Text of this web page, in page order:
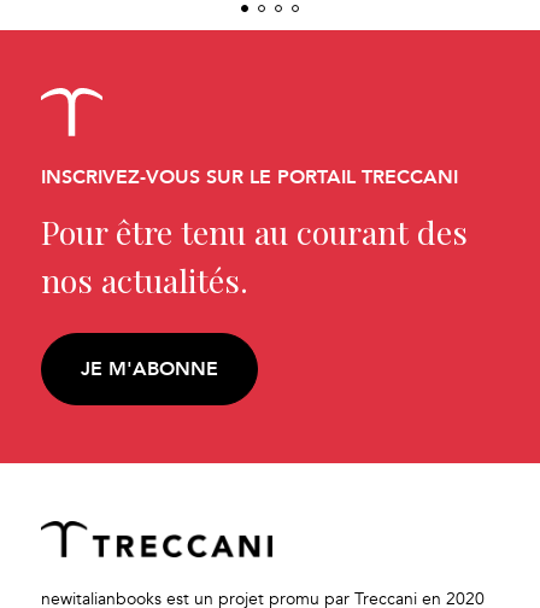
INSCRIVEZ-VOUS SUR LE PORTAIL TRECCANI
Pour être tenu au courant des
nos actualités.
JE M'ABONNE
newitalianbooks est un projet promu par Treccani en 2020